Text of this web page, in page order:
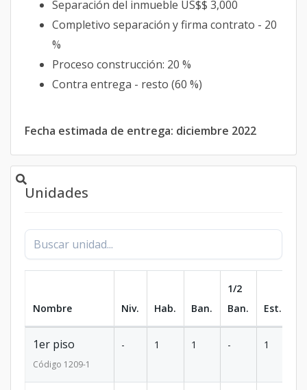
Separación del inmueble US$$ 3,000
Completivo separación y firma contrato - 20
%
Proceso construcción: 20 %
Contra entrega - resto (60 %)
Fecha estimada de entrega: diciembre 2022
Unidades
Nombre Niv. Hab. Ban.
1/2
Ban.
Est.
1er piso
Código 1209-1
- 1 1 - 1